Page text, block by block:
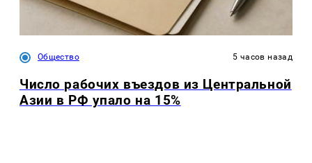
Общество 5 часов назад
Число рабочих въездов из Центральной
Азии в РФ упало на 15%